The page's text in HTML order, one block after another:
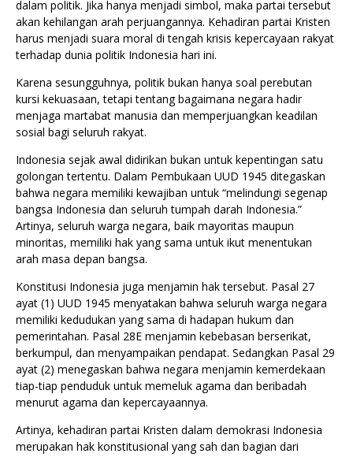
dalam politik. Jika hanya menjadi simbol, maka partai tersebut
akan kehilangan arah perjuangannya. Kehadiran partai Kristen
harus menjadi suara moral di tengah krisis kepercayaan rakyat
terhadap dunia politik Indonesia hari ini.
Karena sesungguhnya, politik bukan hanya soal perebutan
kursi kekuasaan, tetapi tentang bagaimana negara hadir
menjaga martabat manusia dan memperjuangkan keadilan
sosial bagi seluruh rakyat.
Indonesia sejak awal didirikan bukan untuk kepentingan satu
golongan tertentu. Dalam Pembukaan UUD 1945 ditegaskan
bahwa negara memiliki kewajiban untuk “melindungi segenap
bangsa Indonesia dan seluruh tumpah darah Indonesia.”
Artinya, seluruh warga negara, baik mayoritas maupun
minoritas, memiliki hak yang sama untuk ikut menentukan
arah masa depan bangsa.
Konstitusi Indonesia juga menjamin hak tersebut. Pasal 27
ayat (1) UUD 1945 menyatakan bahwa seluruh warga negara
memiliki kedudukan yang sama di hadapan hukum dan
pemerintahan. Pasal 28E menjamin kebebasan berserikat,
berkumpul, dan menyampaikan pendapat. Sedangkan Pasal 29
ayat (2) menegaskan bahwa negara menjamin kemerdekaan
tiap-tiap penduduk untuk memeluk agama dan beribadah
menurut agama dan kepercayaannya.
Artinya, kehadiran partai Kristen dalam demokrasi Indonesia
merupakan hak konstitusional yang sah dan bagian dari